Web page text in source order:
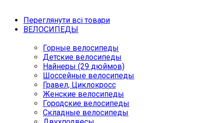
Переглянути всі товари
ВЕЛОСИПЕДЫ
Горные велосипеды
Детские велосипеды
Найнеры (29 дюймов)
Шоссейные велосипеды
Гравел, Циклокросс
Женские велосипеды
Городcкие велосипеды
Складные велосипеды